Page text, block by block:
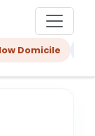
Domicile